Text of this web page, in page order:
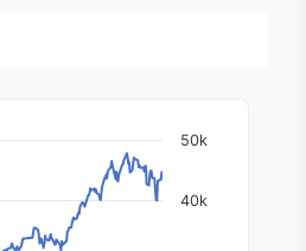
40k
50k